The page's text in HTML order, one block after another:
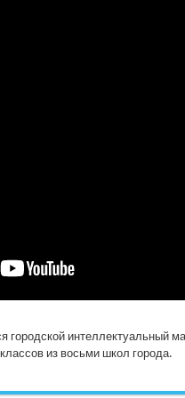
городской интеллектуальный
из восьми школ города.